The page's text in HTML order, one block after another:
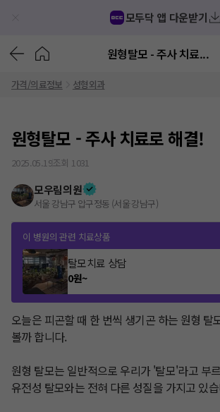
모두닥 앱 다운받기
원형탈모 - 주사 치료...
가격/의료정보 성형외과
원형탈모 - 주사 치료로 해결!
2025.05.19조회 1031
모우림의원
서울 강남구 압구정동 (서울 강남구)
이 병원의 관련 치료상품
탈모치료 상담
0원~
오늘은 피곤할 때 한 번씩 생기곤 하는 원형 탈
볼까 합니다.
원형 탈모는 일반적으로 우리가 '탈모'라고 부
유전성 탈모와는 전혀 다른 성질을 가지고 있